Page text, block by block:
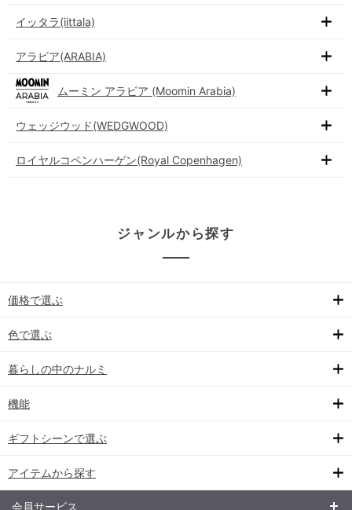
イッタラ(iittala)
アラビア(ARABIA)
ムーミン アラビア (Moomin Arabia)
ウェッジウッド(WEDGWOOD)
ロイヤルコペンハーゲン(Royal Copenhagen)
ジャンルから探す
価格で選ぶ
色で選ぶ
暮らしの中のナルミ
機能
ギフトシーンで選ぶ
アイテムから探す
会員サービス